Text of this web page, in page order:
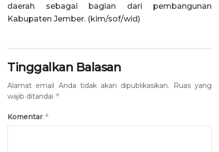
daerah sebagai bagian dari pembangunan
Kabupaten Jember. (kim/sof/wid)
Tinggalkan Balasan
Alamat email Anda tidak akan dipublikasikan.
Ruas yang
wajib ditandai *
Komentar *